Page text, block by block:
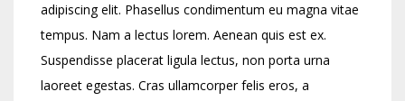
adipiscing elit. Phasellus condimentum eu magna vitae
tempus. Nam a lectus lorem. Aenean quis est ex.
Suspendisse placerat ligula lectus, non porta urna
laoreet egestas. Cras ullamcorper felis eros, a